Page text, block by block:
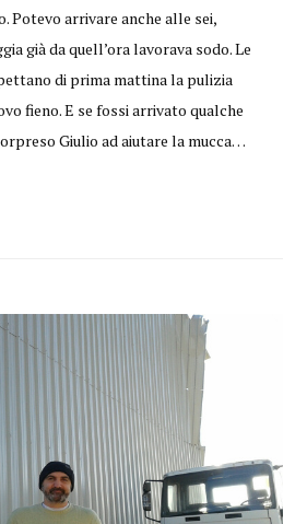
Potevo arrivare anche alle sei,
già da quell’ora lavorava sodo. Le
di prima mattina la pulizia
fieno. E se fossi arrivato qualche
Giulio ad aiutare la mucca…